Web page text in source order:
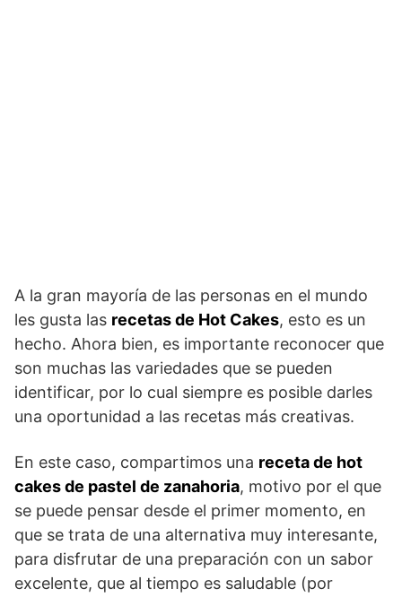
A la gran mayoría de las personas en el mundo
les gusta las recetas de Hot Cakes, esto es un
hecho. Ahora bien, es importante reconocer que
son muchas las variedades que se pueden
identificar, por lo cual siempre es posible darles
una oportunidad a las recetas más creativas.
En este caso, compartimos una receta de hot
cakes de pastel de zanahoria, motivo por el que
se puede pensar desde el primer momento, en
que se trata de una alternativa muy interesante,
para disfrutar de una preparación con un sabor
excelente, que al tiempo es saludable (por